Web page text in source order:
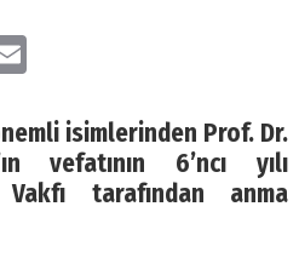
Email
isimlerinden Prof. Dr.
vefatının 6’ncı yılı
tarafından anma